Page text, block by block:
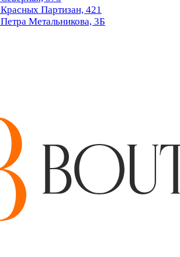
Красных Партизан, 421
Петра Метальникова, 3Б